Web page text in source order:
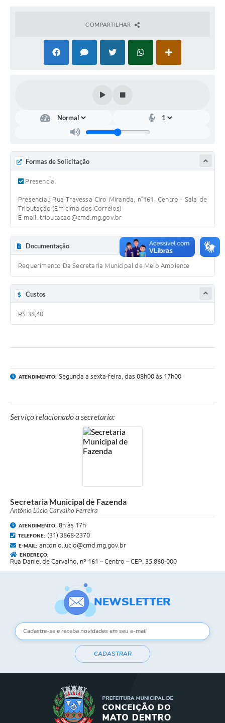
Notificações de Penalidades – Decisões
Meio Ambiente-CODEMA
Galeria de Fotos
Contratos
Arquivos para Download
Galeria de Vídeos
Projetos
Contas Públicas
Links
Telefones Úteis
A Prefeitura
COMPARTILHAR
Formas de Solicitação
Presencial
Presencial: Rua Travessa Ciro Miranda, n°161, Centro - Sala de
Tributação (Em cima dos Correios)
E-mail: tributacao@cmd.mg.gov.br
Documentação
Requerimento Da Secretaria Municipal de Meio Ambiente
Custos
R$ 38,40
ATENDIMENTO: Segunda a sexta-feira, das 08h00 às 17h00
Serviço relacionado a secretaria:
Secretaria Municipal de Fazenda
Antônio Lúcio Carvalho Ferreira
ATENDIMENTO: 8h às 17h
TELEFONE: (31) 3868-2370
E-MAIL: antonio.lucio@cmd.mg.gov.br
ENDEREÇO:
Rua Daniel de Carvalho, nº 161 – Centro – CEP: 35.860-000
NEWSLETTER
CADASTRAR